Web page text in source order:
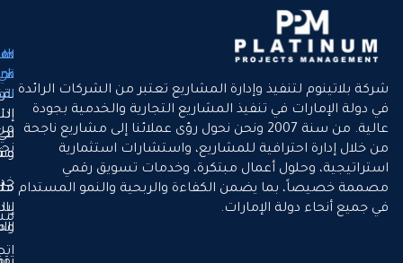
وإدارة المشاريع تعتبر من الشركات الرائدة
تنفيذ المشاريع التجارية والخدمية بجودة
عالية. من سنة 2007 ونحن نحول رؤى عملائنا إلى مشاريع ناجحة
للمشاريع، واستشارات استثمارية
أعمال مبتكرة، وخدمات تسويق رقمي
يضمن الكفاءة والربحية والنمو المستدام
الإمارات.
الرئيسية
من
نحن
خدماتنا
نقدّم
التميّز
في كل
مشروع
ملتزمين
العمل
إدارة
احترافية
وشفافة
حلول